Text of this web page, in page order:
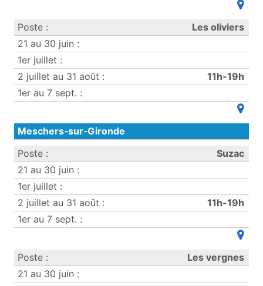
Les oliviers
11h-19h
Meschers‑sur‑Gironde
Suzac
11h-19h
Les vergnes